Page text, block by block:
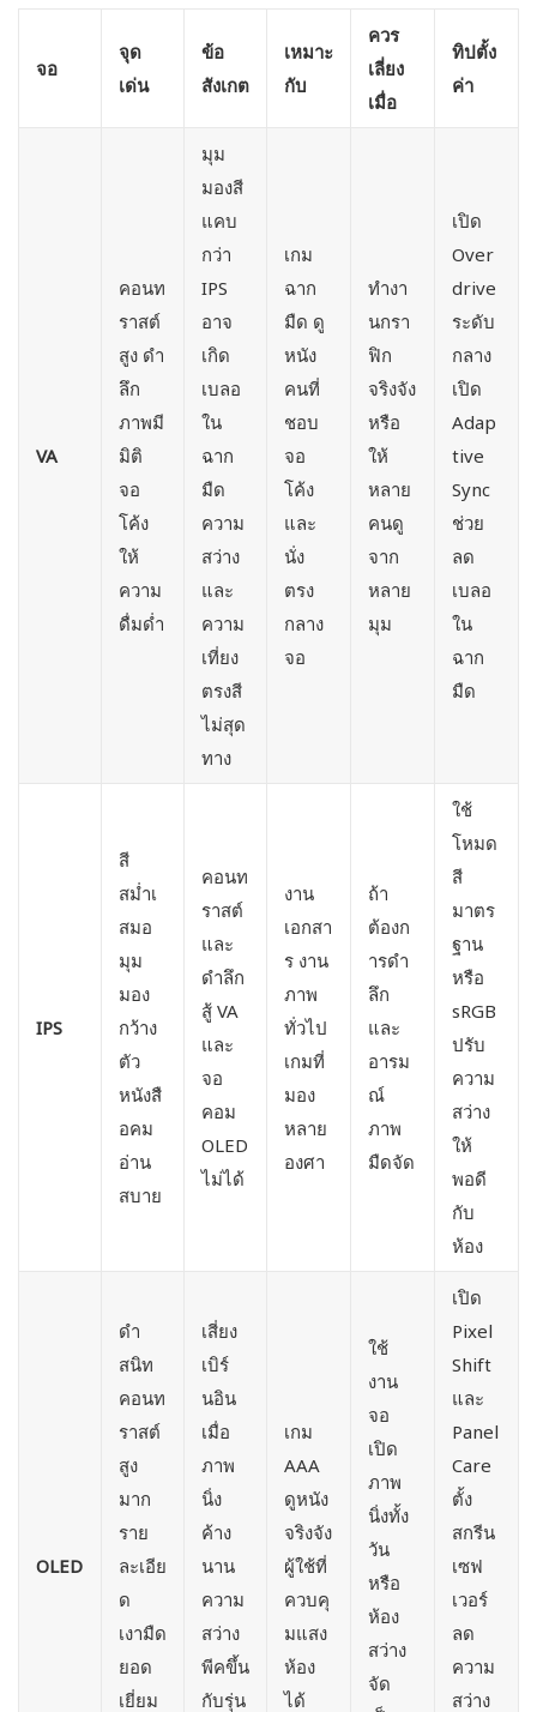
จอ
จุด
เด่น
ข้อ
สังเกต
เหมาะ
กับ
ควร
เลี่ยง
เมื่อ
ทิปตั้ง
ค่า
VA
คอนท
ราสต์
สูง ดำ
ลึก
ภาพมี
มิติ
จอ
โค้ง
ให้
ความ
ดื่มด่ำ
มุม
มองสี
แคบ
กว่า
IPS
อาจ
เกิด
เบลอ
ใน
ฉาก
มืด
ความ
สว่าง
และ
ความ
เที่ยง
ตรงสี
ไม่สุด
ทาง
เกม
ฉาก
มืด ดู
หนัง
คนที่
ชอบ
จอ
โค้ง
และ
นั่ง
ตรง
กลาง
จอ
ทำงา
นกรา
ฟิก
จริงจัง
หรือ
ให้
หลาย
คนดู
จาก
หลาย
มุม
เปิด
Over
drive
ระดับ
กลาง
เปิด
Adap
tive
Sync
ช่วย
ลด
เบลอ
ใน
ฉาก
มืด
IPS
สี
สม่ำเ
สมอ
มุม
มอง
กว้าง
ตัว
หนังสื
อคม
อ่าน
สบาย
คอนท
ราสต์
และ
ดำลึก
สู้ VA
และ
จอ
คอม
OLED
ไม่ได้
งาน
เอกสา
ร งาน
ภาพ
ทั่วไป
เกมที่
มอง
หลาย
องศา
ถ้า
ต้องก
ารดำ
ลึก
และ
อารม
ณ์
ภาพ
มืดจัด
ใช้
โหมด
สี
มาตร
ฐาน
หรือ
sRGB
ปรับ
ความ
สว่าง
ให้
พอดี
กับ
ห้อง
OLED
ดำ
สนิท
คอนท
ราสต์
สูง
มาก
ราย
ละเอีย
ด
เงามืด
ยอด
เยี่ยม
เสี่ยง
เบิร์
นอิน
เมื่อ
ภาพ
นิ่ง
ค้าง
นาน
ความ
สว่าง
พีคขึ้น
กับรุ่น
เกม
AAA
ดูหนัง
จริงจัง
ผู้ใช้ที่
ควบคุ
มแสง
ห้อง
ได้
ใช้
งาน
จอ
เปิด
ภาพ
นิ่งทั้ง
วัน
หรือ
ห้อง
สว่าง
จัด
เปิด
Pixel
Shift
และ
Panel
Care
ตั้ง
สกรีน
เซฟ
เวอร์
ลด
ความ
สว่าง